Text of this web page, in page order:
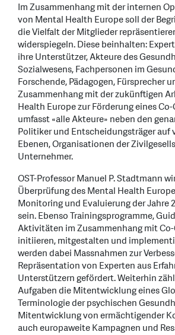
Im Zusammenhang mit der internen
von Mental Health Europe soll der
die Vielfalt der Mitglieder
widerspiegeln. Diese beinhalten:
ihre Unterstützer, Akteure des
Sozialwesens, Fachpersonen im
Forschende, Pädagogen, Fürsprecher
Zusammenhang mit der zukünftigen
Health Europe zur Förderung eines
umfasst «alle Akteure» neben den
Politiker und Entscheidungsträger auf
Ebenen, Organisationen der
Unternehmer.
OST-Professor Manuel P. Stadtmann
Überprüfung des Mental Health
Monitoring und Evaluierung der Jahre
sein. Ebenso Trainingsprogramme,
Aktivitäten im Zusammenhang mit
initiieren, mitgestalten und
werden dabei Massnahmen zur
Repräsentation von Experten aus
Unterstützern gefördert. Weiterhin
Aufgaben die Mitentwicklung eines
Terminologie der psychischen
Mitentwicklung von ermächtigender
auch europaweite Kampagnen und